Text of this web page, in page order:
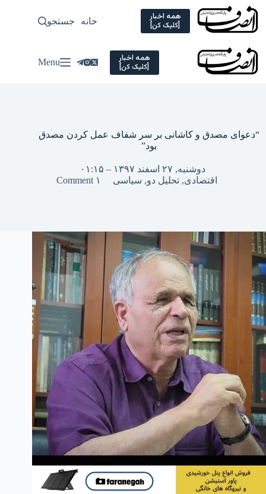
Skip
content
همه اخبار
[کلیک کن] خانه سیاسی
جستجو
همه اخبار
[کلیک کن] Menu
“دعوای مصدق و کاشانی بر سر شفاف عمل کردن مصدق
بود”
دوشنبه, ۲۷ اسفند ۱۳۹۷ – ۰۱:۱۵
اقتصادی, تحلیل دو, سیاسی ۱ Comment